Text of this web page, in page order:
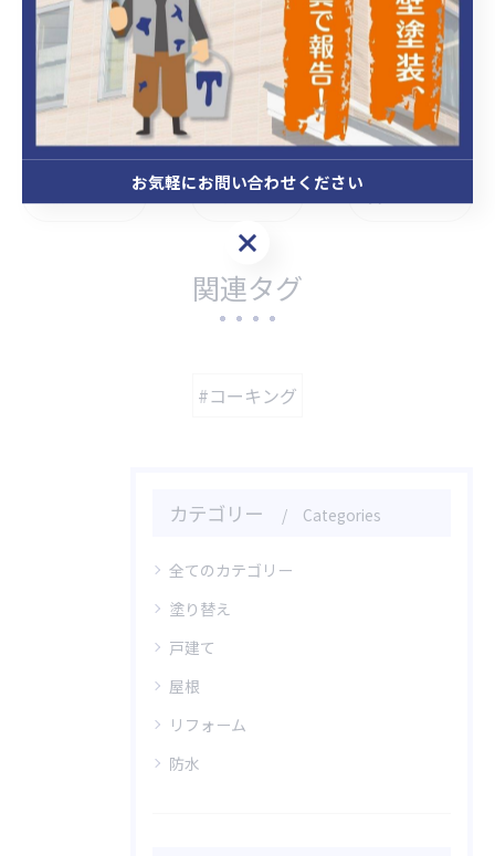
#cms
一覧に戻る
関連タグ
#コーキング
カテゴリー Categories
全てのカテゴリー
塗り替え
戸建て
屋根
リフォーム
防水
お気軽にお問い合わせください
お気軽にお問い合わせください